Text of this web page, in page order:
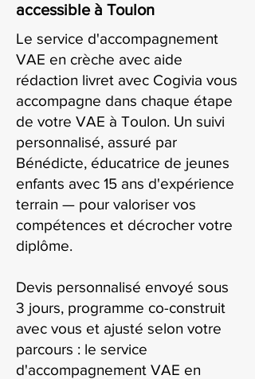
accessible à Toulon
Le service d'accompagnement
VAE en crèche avec aide
rédaction livret avec Cogivia vous
accompagne dans chaque étape
de votre VAE à Toulon. Un suivi
personnalisé, assuré par
Bénédicte, éducatrice de jeunes
enfants avec 15 ans d'expérience
terrain — pour valoriser vos
compétences et décrocher votre
diplôme.
Devis personnalisé envoyé sous
3 jours, programme co-construit
avec vous et ajusté selon votre
parcours : le service
d'accompagnement VAE en